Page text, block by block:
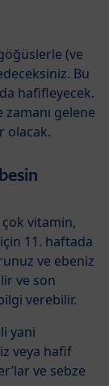
(ve
Bu
hafifleyecek.
gelene
olacak.
vitamin,
11. haftada
ve ebeniz
ve son
verebilir.
yani
veya hafif
ve sebze